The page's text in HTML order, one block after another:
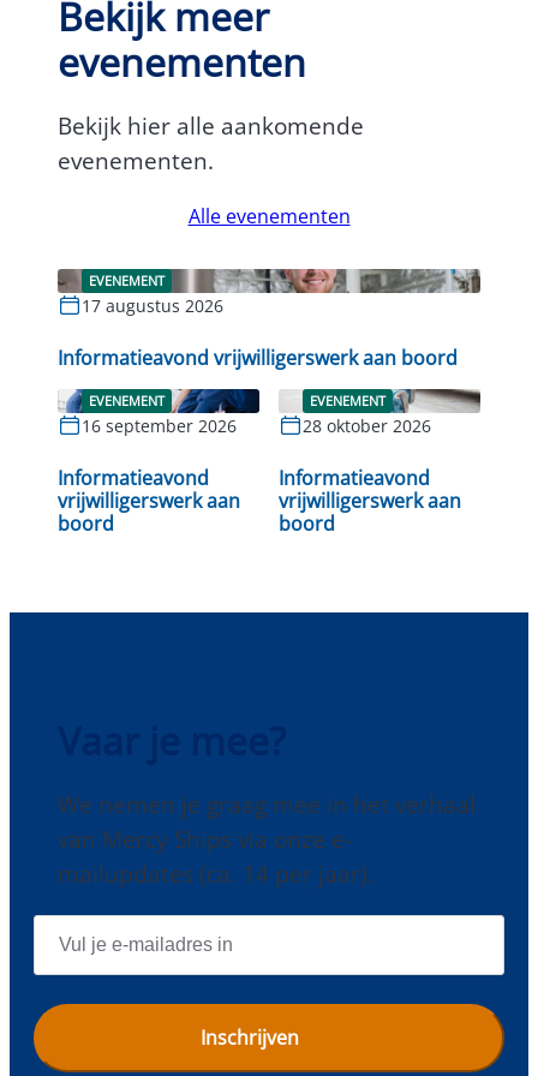
Bekijk meer
evenementen
Bekijk hier alle aankomende
evenementen.
Alle evenementen
EVENEMENT
17 augustus 2026
Informatieavond vrijwilligerswerk aan boord
Lees verder
EVENEMENT
16 september 2026
Informatieavond
vrijwilligerswerk aan
boord
EVENEMENT
28 oktober 2026
Informatieavond
vrijwilligerswerk aan
boord
We nemen je graag mee in het verhaal
van Mercy Ships via onze e-
mailupdates (ca. 14 per jaar).
E
A
L
A
D